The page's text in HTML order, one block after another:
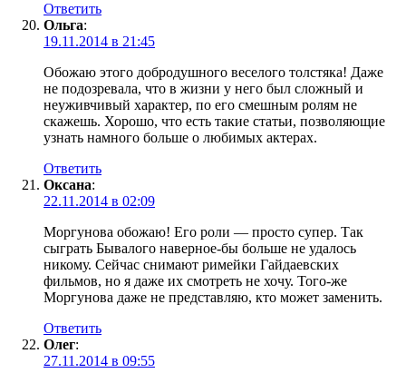
Ответить
Ольга:
19.11.2014 в 21:45
Обожаю этого добродушного веселого толстяка! Даже
не подозревала, что в жизни у него был сложный и
неуживчивый характер, по его смешным ролям не
скажешь. Хорошо, что есть такие статьи, позволяющие
узнать намного больше о любимых актерах.
Ответить
Оксана:
22.11.2014 в 02:09
Моргунова обожаю! Его роли — просто супер. Так
сыграть Бывалого наверное-бы больше не удалось
никому. Сейчас снимают римейки Гайдаевских
фильмов, но я даже их смотреть не хочу. Того-же
Моргунова даже не представляю, кто может заменить.
Ответить
Олег:
27.11.2014 в 09:55